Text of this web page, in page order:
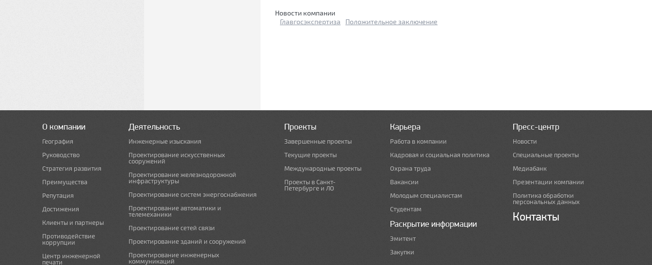
Новости компании
Главгосэкспертиза
Положительное заключение
О компании
География
Руководство
Стратегия развития
Преимущества
Репутация
Достижения
Клиенты и партнеры
Противодействие
коррупции
Центр инженерной
печати
Деятельность
Инженерные изыскания
Проектирование искусственных
сооружений
Проектирование железнодорожной
инфраструктуры
Проектирование систем энергоснабжения
Проектирование автоматики и
телемеханики
Проектирование сетей связи
Проектирование зданий и сооружений
Проектирование инженерных
коммуникаций
Проекты
Завершенные проекты
Текущие проекты
Международные проекты
Проекты в Санкт-
Петербурге и ЛО
Карьера
Работа в компании
Кадровая и социальная политика
Охрана труда
Вакансии
Молодым специалистам
Студентам
Раскрытие информации
Эмитент
Закупки
Пресс-центр
Новости
Специальные проекты
Медиабанк
Презентации компании
Политика обработки
персональных данных
Контакты